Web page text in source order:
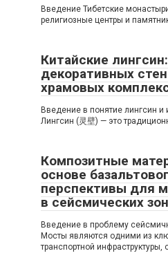
Введение Тибетские
религиозные центры и
Китайские
декоративных
храмовых
Введение в понятие лингсин и
Лингсин (灵壁) — это
Композитные
основе
перспективы для
в сейсмических
Введение в проблему
Мосты являются одними из
транспортной инфраструктуры,